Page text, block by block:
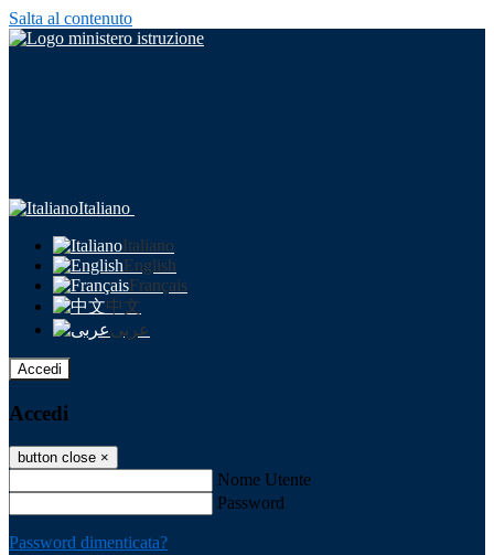
Salta al contenuto
Italiano
Italiano
English
Français
中文
عربى
Accedi
Accedi
button close ×
Nome Utente
Password
Password dimenticata?